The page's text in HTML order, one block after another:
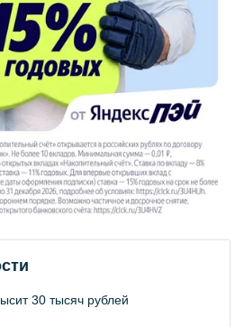
30 тысяч рублей